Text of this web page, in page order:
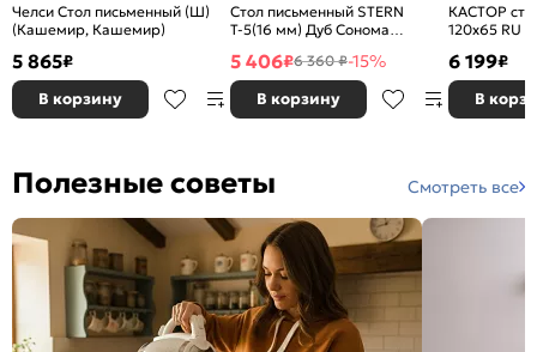
Челси Стол письменный (Ш)
(Кашемир, Кашемир)
5 865₽
В корзину
Стол письменный STERN
Т-5(16 мм) Дуб Сонома
5 406₽6 360 ₽-15%
В корзину
КАСТОР
120х65 RU
6 199₽
В
Полезные советы Смотреть все